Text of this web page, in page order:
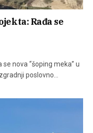
Rađa se
nova “šoping meka” u
poslovno…